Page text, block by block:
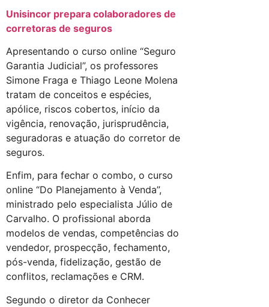
Unisincor prepara colaboradores de
corretoras de seguros
Apresentando o curso online “Seguro
Garantia Judicial”, os professores
Simone Fraga e Thiago Leone Molena
tratam de conceitos e espécies,
apólice, riscos cobertos, início da
vigência, renovação, jurisprudência,
seguradoras e atuação do corretor de
seguros.
Enfim, para fechar o combo, o curso
online “Do Planejamento à Venda”,
ministrado pelo especialista Júlio de
Carvalho. O profissional aborda
modelos de vendas, competências do
vendedor, prospecção, fechamento,
pós-venda, fidelização, gestão de
conflitos, reclamações e CRM.
Segundo o diretor da Conhecer